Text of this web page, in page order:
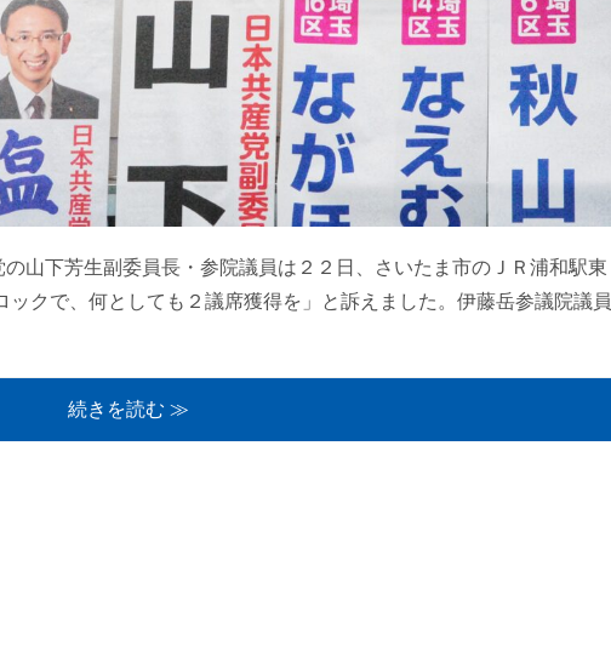
下芳生副委員長・参院議員は２２日、さいたま市のＪＲ浦和駅東
クで、何としても２議席獲得を」と訴えました。伊藤岳参議院議員
続きを読む ≫